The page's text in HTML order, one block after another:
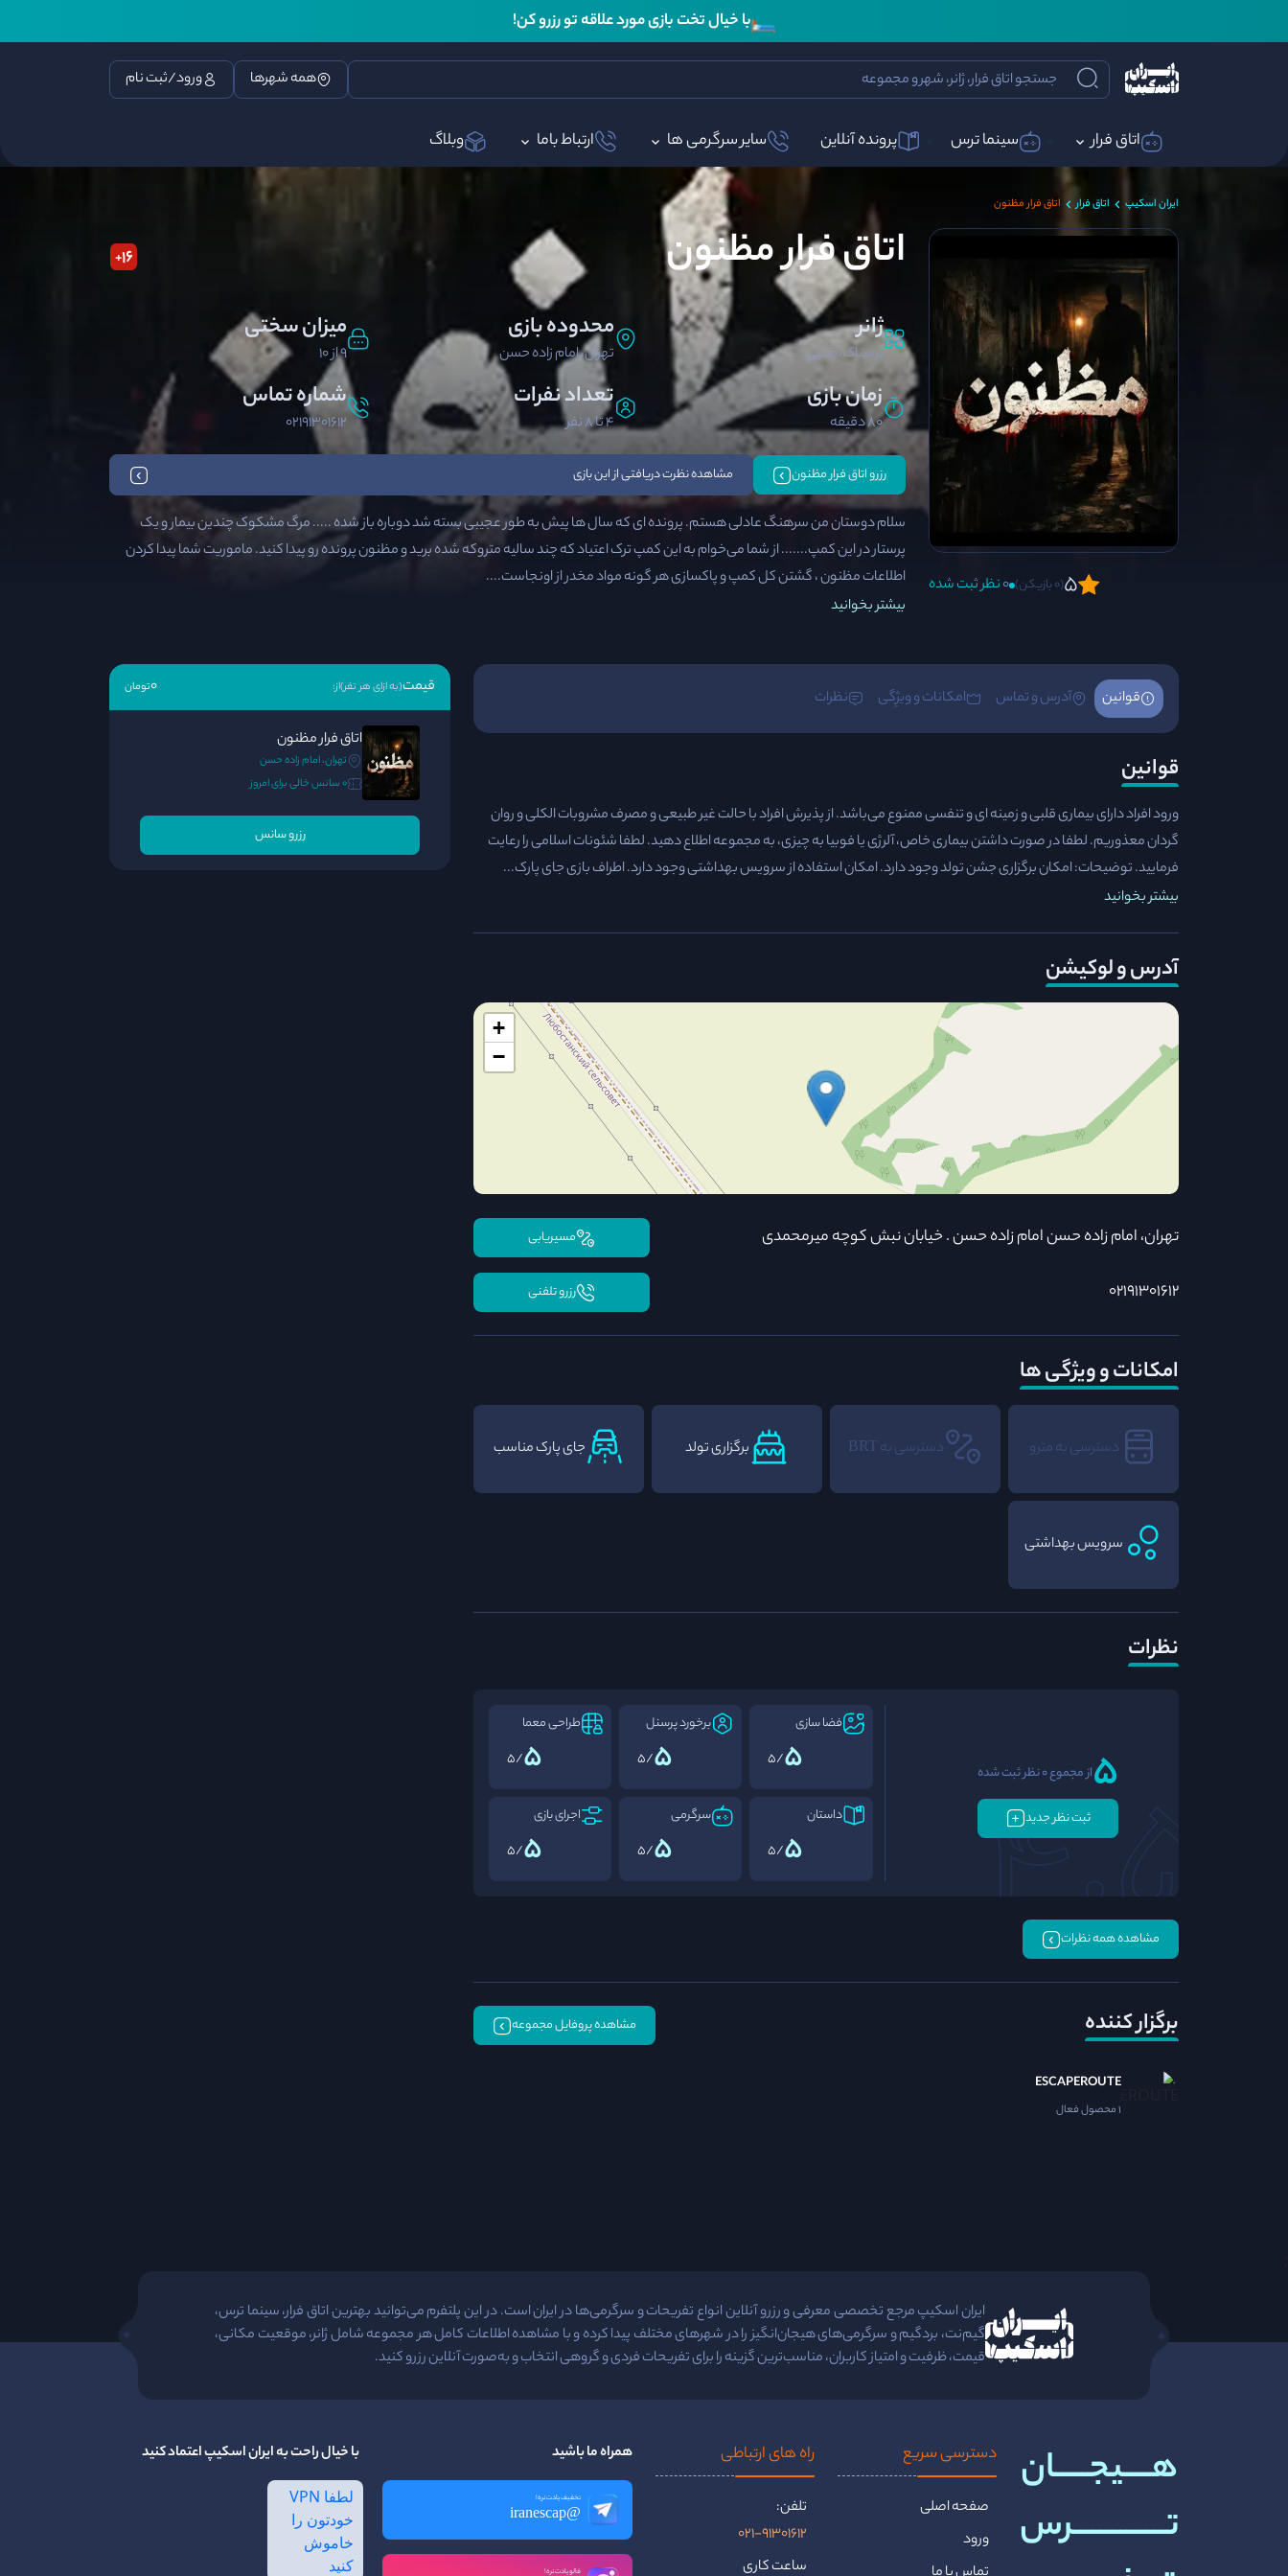
🛏️با خیال تخت بازی مورد علاقه تو رزرو کن!
همه شهرها ورود/ثبت نام
اتاق فرار سینما ترس پرونده آنلاین سایر سرگرمی ها ارتباط باما وبلاگ
ایران اسکیپ اتاق فرار اتاق فرار مظنون
5(0 بازیکن) 0 نظر ثبت شده
اتاق فرار مظنون 16
+
ژانر
ترسناک،جنایی
محدوده بازی
تهران، امام زاده حسن
میزان سختی
9 از 10
زمان بازی
80 دقیقه
تعداد نفرات
4 تا 8 نفر
شماره تماس
02191301612
رزرو اتاق فرار مظنون مشاهده نظرت دریافتی از این بازی
سلام دوستان من سرهنگ عادلی هستم. پرونده ای که سال ها پیش به طور عجیبی بسته شد دوباره باز شده ..... مرگ مشکوک چندین بیمار و یک
پرستار در این کمپ....... از شما می‌خوام به این کمپ ترک اعتیاد که چند سالیه متروکه شده برید و مظنون پرونده رو پیدا کنید. ماموریت شما پیدا کردن
اطلاعات مظنون ، گشتن کل کمپ و پاکسازی هر گونه مواد مخدر از اونجاست....
بیشتر بخوانید
قوانین آدرس و تماس امکانات و ویژِگی نظرات
قوانین
ورود افراد دارای بیماری قلبی و زمینه ای و تنفسی ممنوع می‌باشد. از پذیرش افراد با حالت غیر طبیعی و مصرف مشروبات الکلی و روان
گردان معذوریم. لطفا در صورت داشتن بیماری خاص، آلرژی یا فوبیا به چیزی، به مجموعه اطلاع دهید. لطفا شئونات اسلامی را رعایت
فرمایید. توضیحات: امکان برگزاری جشن تولد وجود دارد. امکان استفاده از سرویس بهداشتی وجود دارد. اطراف بازی جای پارک...
بیشتر بخوانید
آدرس و لوکیشن
+
−
تهران، امام زاده حسن امام زاده حسن . خیابان نبش کوچه میرمحمدی مسیریابی
02191301612 رزرو تلفنی
امکانات و ویژگی ها
دسترسی به مترو دسترسی به BRT برگزاری تولد جای پارک مناسب
سرویس بهداشتی
نظرات
5از مجموع 0 نظر ثبت شده
ثبت نظر جدید
فضا سازی
5
/5
برخورد پرسنل
5
/5
طراحی معما
5
/5
داستان
5
/5
سرگرمی
5
/5
اجرای بازی
5
/5
مشاهده همه نظرات
برگزار کننده مشاهده پروفایل مجموعه
ESCAPEROUTE
1 محصول فعال
قیمت(به ازای هر نفر)از: 0تومان
اتاق فرار مظنون
تهران، امام زاده حسن
0 سانس خالی برای امروز
رزرو سانس
ایران اسکیپ مرجع تخصصی معرفی و رزرو آنلاین انواع تفریحات و سرگرمی‌ها در ایران است. در این پلتفرم می‌توانید بهترین اتاق فرار، سینما ترس،
گیم‌نت، بردگیم و سرگرمی‌های هیجان‌انگیز را در شهرهای مختلف پیدا کرده و با مشاهده اطلاعات کامل هر مجموعه شامل ژانر، موقعیت مکانی،
قیمت، ظرفیت و امتیاز کاربران، مناسب‌ترین گزینه را برای تفریحات فردی و گروهی انتخاب و به‌صورت آنلاین رزرو کنید.
هــــیجـــــان
تــــــــــــــرس
دسترسی سریع
صفحه اصلی
ورود
راه ‌های ارتباطی
تلفن:
021-91301612
ساعت کاری
همراه ما باشید
تخفیف یادت نره!
@iranescap
فالو یادت نره!
با خیال راحت به ایران اسکیپ اعتماد کنید
لطفا VPN
خودتون را
خاموش
کنید